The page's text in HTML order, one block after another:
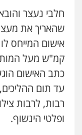
קמ"ש מעל
כתב האישום
עד תום
רבות, לרבות
ופלטי הינשוף.